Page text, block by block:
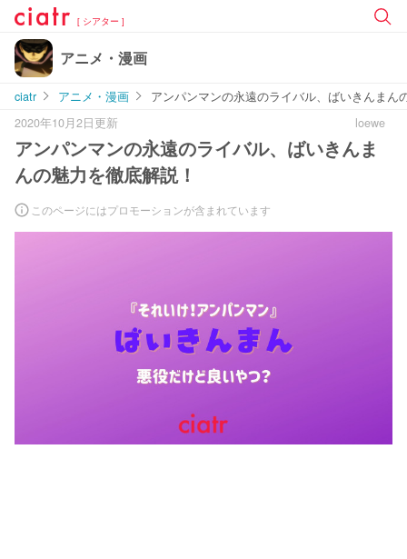
[ シアター ]
アニメ・漫画
ciatr アニメ・漫画
アンパンマンの永遠のライバル、ばいきんまん
2020年10月2日更新
loewe
アンパンマンの永遠のライバル、ばいきんま
んの魅力を徹底解説！
このページにはプロモーションが含まれています